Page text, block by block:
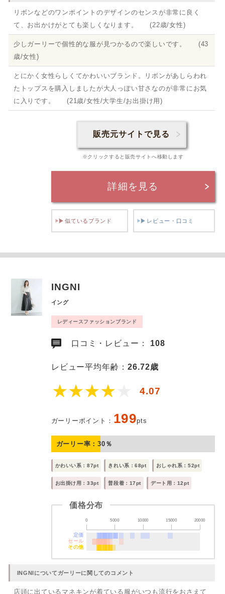
リボンなどのワンポイントのデザインのセンスが非常に良く
て、お出かけがとても楽しくなります。 (22歳/女性)
少しガーリーで個性的な服が見つかるので楽しいです。 (43
歳/女性)
とにかく女性らしくてかわいいブランド。リボンがあしらわれ
たトップスを購入しましたが大人っぽい甘さなのが非常にお気
に入りです。 (21歳/女性/大学生/お出掛け用)
販売元サイトで見る
※クリックすると販売サイトへ移動します
詳細を見る
似ているブランド レビュー・口コミ
INGNI
イング
レディースファッションブランド
口コミ・レビュー： 108
レビュー平均年齢：26.72歳
4.07
ガーリーポイント： 199pts
ガーリー率：30 ％
かわいい系：87pt きれい系：68pt おしゃれ系：52pt
お出掛け用：33pt 普段着：17pt デート用：12pt
価格分布
0 5000 10000 15000 20000
定価
セール
その他
INGNIについてガーリーに関してのコメント
店頭に出ているマネキンが着ている服がいつも流行をおさえて